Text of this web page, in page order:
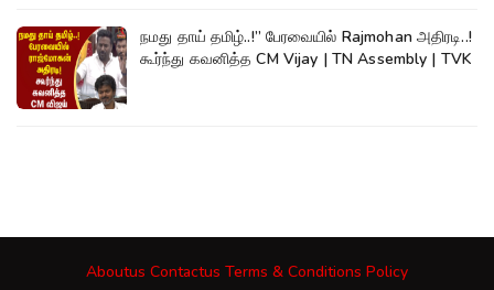
நமது தாய் தமிழ்..!” பேரவையில் Rajmohan அதிரடி..!
கூர்ந்து கவனித்த CM Vijay | TN Assembly | TVK
Aboutus Contactus Terms & Conditions Policy